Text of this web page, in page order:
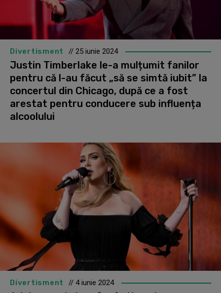
Divertisment // 25 iunie 2024
Justin Timberlake le-a mulțumit fanilor
pentru că l-au făcut „să se simtă iubit” la
concertul din Chicago, după ce a fost
arestat pentru conducere sub influența
alcoolului
Divertisment // 4 iunie 2024